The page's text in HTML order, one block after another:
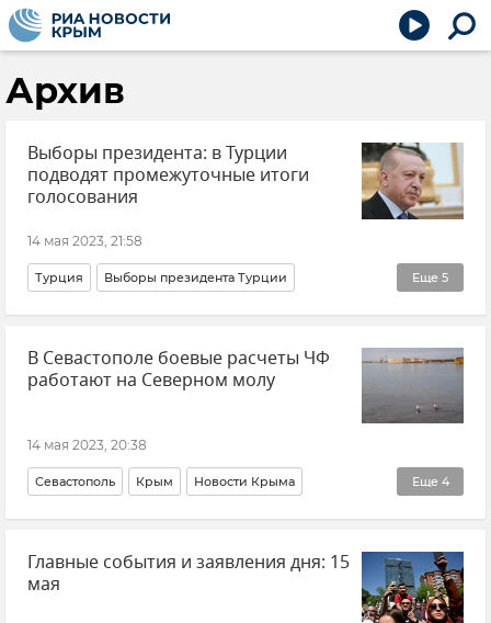
Архив
Выборы президента: в Турции
подводят промежуточные итоги
голосования
14 мая 2023, 21:58
Еще 5
Турция Выборы президента Турции
Реджеп Тайип Эрдоган Кемаль Кылычдароглу
Политика В мире Новости
В Севастополе боевые расчеты ЧФ
работают на Северном молу
14 мая 2023, 20:38
Еще 4
Севастополь Крым Новости Крыма
Михаил Развожаев
Безопасность Республики Крым и Севастополя
ЧФ РФ (Черноморский флот Российской Федерации)
Главные события и заявления дня: 15
мая